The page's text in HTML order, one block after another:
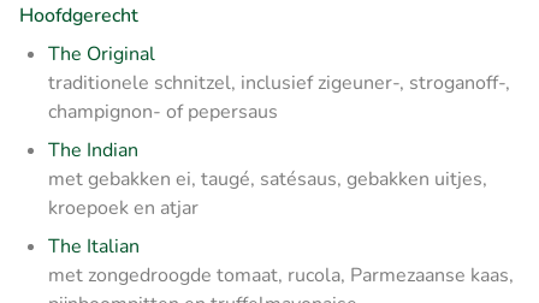
Hoofdgerecht
The Original
traditionele schnitzel, inclusief zigeuner-, stroganoff-,
champignon- of pepersaus
The Indian
met gebakken ei, taugé, satésaus, gebakken uitjes,
kroepoek en atjar
The Italian
met zongedroogde tomaat, rucola, Parmezaanse kaas,